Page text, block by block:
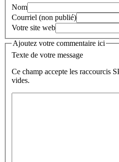
Nom
Courriel (non publié)
Votre site web
Ajoutez votre commentaire ici
Texte de votre message
Ce champ accepte les raccourcis
vides.